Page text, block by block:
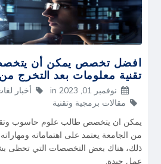
افضل تخصص يمكن أن
تقنية معلومات بعد التخرج
نوفمبر 01, 2023 in أخبار
مقالات برمجية وتقنية
يمكن ان يتخصص طالب علوم حاسوب
من الجامعة يعتمد على اهتماماته
ذلك، هناك بعض التخصصات التي تحظى
عمل جيدة.